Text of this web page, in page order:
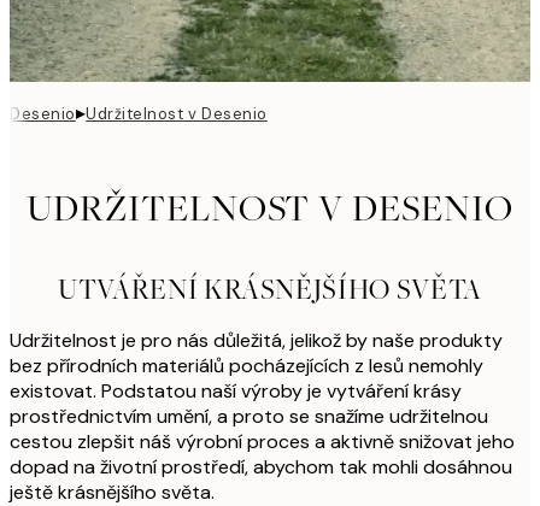
Desenio▸Udržitelnost v Desenio
UDRŽITELNOST V DESENIO
UTVÁŘENÍ KRÁSNĚJŠÍHO SVĚTA
Udržitelnost je pro nás důležitá, jelikož by naše produkty
bez přírodních materiálů pocházejících z lesů nemohly
existovat. Podstatou naší výroby je vytváření krásy
prostřednictvím umění, a proto se snažíme udržitelnou
cestou zlepšit náš výrobní proces a aktivně snižovat jeho
dopad na životní prostředí, abychom tak mohli dosáhnou
ještě krásnějšího světa.